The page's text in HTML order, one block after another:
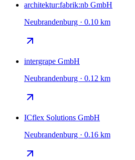
architektur:fabrik:nb GmbH
Neubrandenburg · 0.10 km
intergrape GmbH
Neubrandenburg · 0.12 km
ICflex Solutions GmbH
Neubrandenburg · 0.16 km